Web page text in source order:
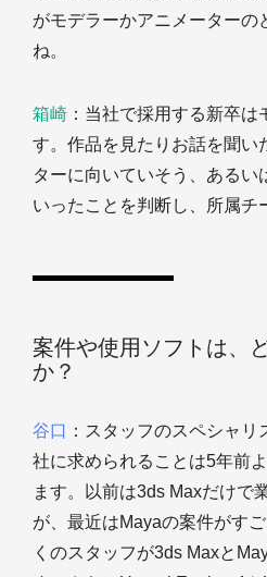
がモデラーかアニメーターの
ね。
箱崎 ：当社で採用する新卒
す。作品を見たりお話を聞い
ターに向いていそう、あるい
いったことを判断し、所属チ
案件や使用ソフトは、
か？
谷口 ：スタッフのスペシャ
社に求められることは5年前
ます。以前は3ds Maxだけで
が、最近はMayaの案件がす
くのスタッフが3ds Maxと